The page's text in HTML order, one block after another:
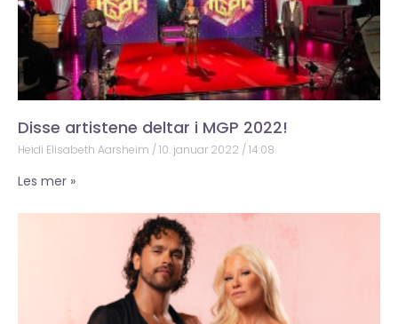
Disse artistene deltar i MGP 2022!
Heidi Elisabeth Aarsheim 10. januar 2022 14:08
Les mer »